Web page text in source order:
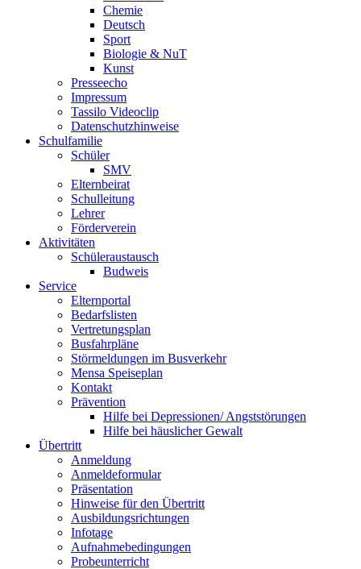
Chemie
Deutsch
Sport
Biologie & NuT
Kunst
Presseecho
Impressum
Tassilo Videoclip
Datenschutzhinweise
Schulfamilie
Schüler
SMV
Elternbeirat
Schulleitung
Lehrer
Förderverein
Aktivitäten
Schüleraustausch
Budweis
Service
Elternportal
Bedarfslisten
Vertretungsplan
Busfahrpläne
Störmeldungen im Busverkehr
Mensa Speiseplan
Kontakt
Prävention
Hilfe bei Depressionen/ Angststörungen
Hilfe bei häuslicher Gewalt
Übertritt
Anmeldung
Anmeldeformular
Präsentation
Hinweise für den Übertritt
Ausbildungsrichtungen
Infotage
Aufnahmebedingungen
Probeunterricht